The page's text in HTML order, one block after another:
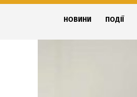
НОВИНИ ПОДІЇ